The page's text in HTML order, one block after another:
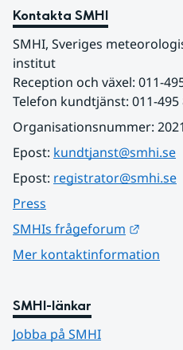
Kontakta SMHI
SMHI, Sveriges
institut
Reception och växel: 011-
Telefon kundtjänst: 011-495
Organisationsnummer:
Epost: kundtjanst@smhi.se
Epost: registrator@smhi.se
Press
SMHIs frågeforum
Mer kontaktinformation
SMHI-länkar
Jobba på SMHI